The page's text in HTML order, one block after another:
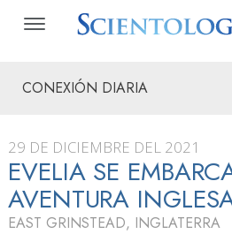
CONEXIÓN DIARIA
29 DE DICIEMBRE DEL 2021
EVELIA SE
AVENTURA
EAST GRINSTEAD, INGLATERRA